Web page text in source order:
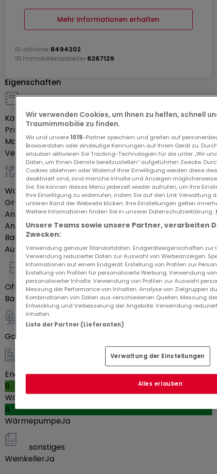
garage, a carport, a technical room, a wine cellar,
and a large bedroom with its own bathroom. This
floors (ideal for a home office or a self-contained
meter (existing connections for a kitchenette).
On the first floor, there's a room that can serve as
either a bedroom or an office, a spacious and
bright living area with large windows, an open-plan
kitchen fully equipped, and a beautiful south-facing
terrace, perfect for enjoying the sun throughout
the day.
The second floor features three additional
bedrooms and a modern bathroom.
The house is equipped with a ventilation system
(VMC), underfloor heating, and triple-glazed
windows with electric shutters, ensuring optimal
insulation.
a peaceful setting while remaining close to shops
Energy class : A-B
Sale price : 895,000 €
Availability : At the deed
---
Mehr Informationen erhalten
ID atHome 8494202
ID Immobilienanbieter 6267129
Eigenschaften
Kaufpreis895.000 €
Provision gezahlt von Verkäufer
MandatstypExklusiv
VerfügbarkeitSofort
allgemein
Wohnfläche200m²
Grundstück 1,45 Ar
Anzahl Etagen3
Anzahl Schlafzimmer4
Baujahr laut Energieausweis
AusrichtungSüd
Innenausstattung
Offene KücheJa
Badezimmer2
Außenbereich
Garage
Energieeffizienzklasse
B
Wärmedämmwert
A
WärmepumpeJa
sonstiges
WeinkellerJa
Wir verwenden Cookies, um Ihnen zu helfen, schnell
Traumimmobilie zu finden.
Wir und unsere 1015-Partner speichern und greifen auf
Browserdaten oder eindeutige Kennungen auf Ihrem Gerät zu.
erlauben aktivieren Sie Tracking-Technologien für die unter „Wir
Daten, um Ihnen Dienste bereitzustellen“ aufgeführten Zwecke.
Cookies ablehnen oder Widerruf Ihrer Einwilligung werden diese
deaktiviert sind, sind manche Inhalte und Anzeigen
Sie. Sie können dieses Menü jederzeit wieder aufrufen, um Ihre
Ihre Einwilligung zu widerrufen, indem Sie auf den Link Verwaltung
unteren Rand der Webseite klicken. Ihre Einstellungen gelten
Weitere Informationen finden Sie in unserer Datenschutzerklärung.
Unsere Teams sowie unsere Partner, verarbeiten
Zwecken:
Verwendung genauer Standortdaten. Endgeräteeigenschaften zur
Verwendung reduzierter Daten zur Auswahl von Werbeanzeigen.
Informationen auf einem Endgerät. Erstellung von Profilen zur
Erstellung von Profilen für personalisierte Werbung. Verwendung
personalisierter Inhalte. Verwendung von Profilen zur Auswahl
Messung der Performance von Inhalten. Analyse von Zielgruppen
Kombinationen von Daten aus verschiedenen Quellen. Messung
Entwicklung und Verbesserung der Angebote. Verwendung
Inhalten.
Liste der Partner (Lieferanten)
Verwaltung der Einstellungen
Alles erlauben